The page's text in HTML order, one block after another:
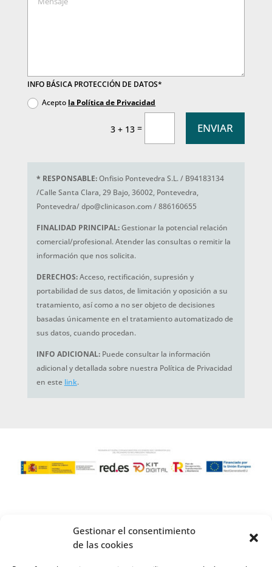
Gestionar el consentimiento
de las cookies
INFO BÁSICA PROTECCIÓN DE DATOS*
Acepto la Política de Privacidad
3 + 13 = ENVIAR
* RESPONSABLE:Onfisio Pontevedra S.L. / B94183134
/Calle Santa Clara, 29 Bajo, 36002, Pontevedra,
Pontevedra/ dpo@clinicason.com / 886160655
FINALIDAD PRINCIPAL:Gestionar la potencial relación
comercial/profesional. Atender las consultas o remitir la
información que nos solicita.
DERECHOS:Acceso, rectificación, supresión y
portabilidad de sus datos, de limitación y oposición a su
tratamiento, así como a no ser objeto de decisiones
basadas únicamente en el tratamiento automatizado de
sus datos, cuando procedan.
INFO ADICIONAL: Puede consultar la información
adicional y detallada sobre nuestra Política de Privacidad
en este link.